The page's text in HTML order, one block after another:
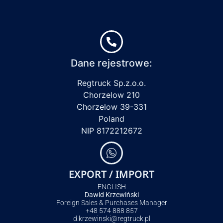
Dane rejestrowe:
Regtruck Sp.z.o.o.
Chorzelow 210
Chorzelow 39-331
Poland
NIP 8172212672
EXPORT / IMPORT
ENGLISH
Dawid Krzewiński
Foreign Sales & Purchases Manager
+48 574 888 857
d.krzewinski@regtruck.pl